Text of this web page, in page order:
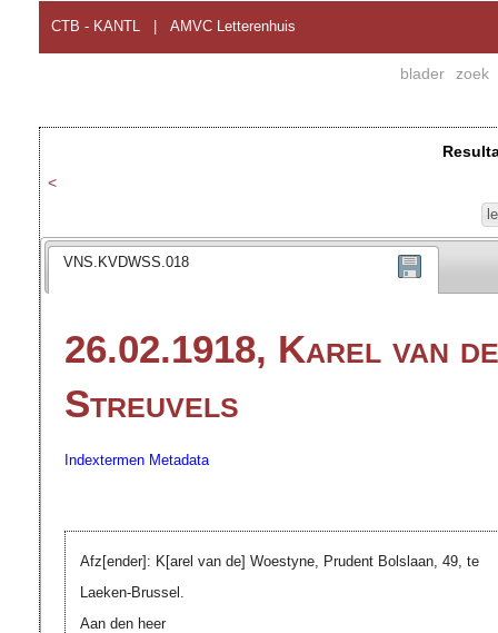
CTB - KANTL AMVC Letterenhuis
blader zoek
<
VNS.KVDWSS.018
26.02.1918, Karel van
Streuvels
Indextermen Metadata
Afz[ender] : K[arel van de] Woestyne, Prudent Bolslaan, 49, te
Laeken-Brussel.
Aan den heer